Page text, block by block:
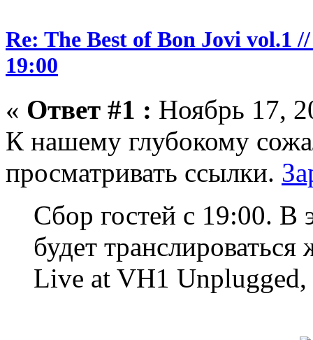
Re: The Best of Bon Jovi vol.1
19:00
« Ответ #1 : Ноябрь 17,
К нашему глубокому
просматривать ссылки.
Сбор гостей с 19:00. В
будет
Live at VH1 Unplugged,